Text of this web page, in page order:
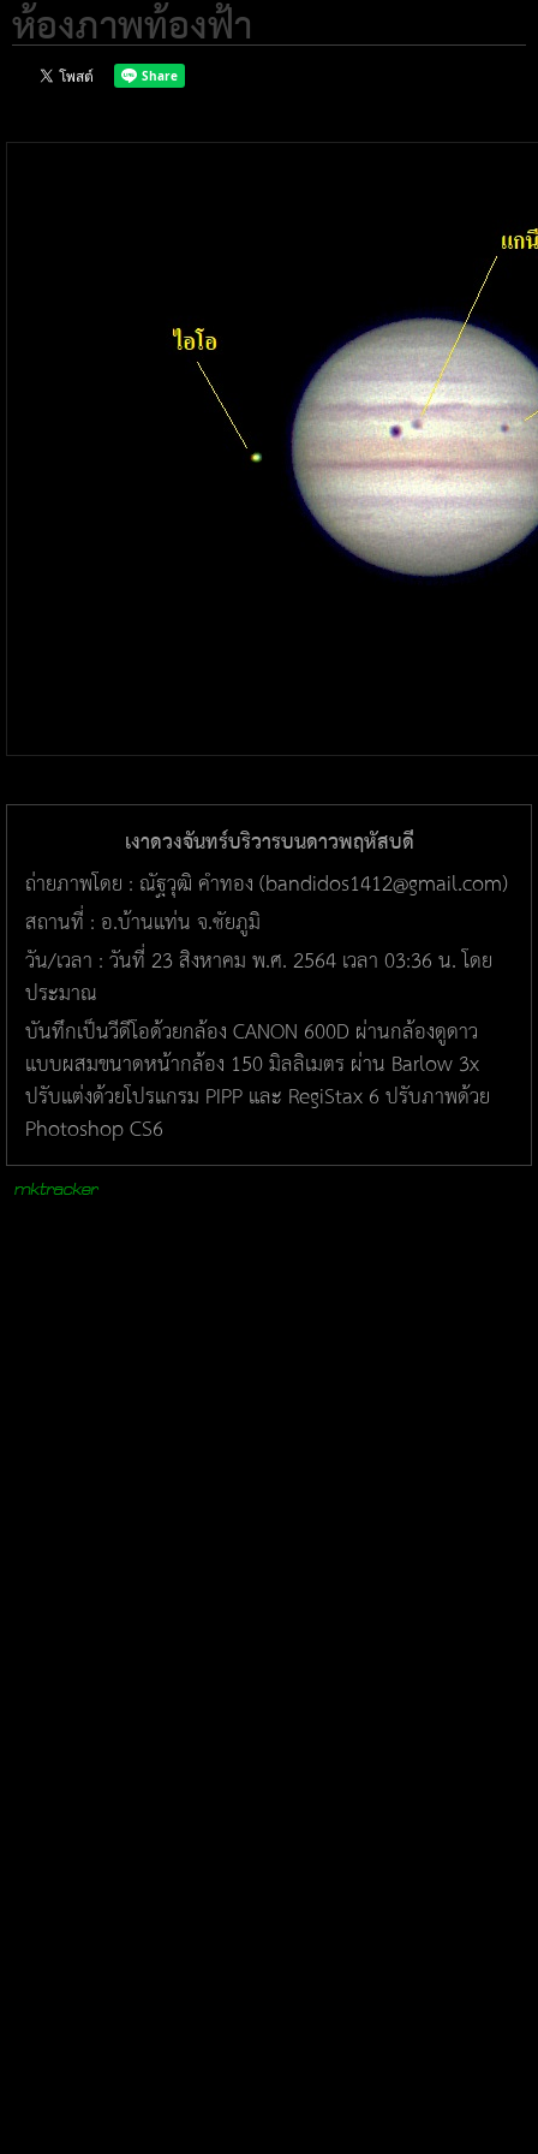
ห้องภาพท้องฟ้า
เงาดวงจันทร์บริวารบนดาวพฤหัสบดี
ถ่ายภาพโดย : ณัฐวุฒิ คำทอง (bandidos1412@gmail.com)
สถานที่ : อ.บ้านแท่น จ.ชัยภูมิ
วัน/เวลา : วันที่ 23 สิงหาคม พ.ศ. 2564 เวลา 03:36 น. โดย
ประมาณ
บันทึกเป็นวีดีโอด้วยกล้อง CANON 600D ผ่านกล้องดูดาว
แบบผสมขนาดหน้ากล้อง 150 มิลลิเมตร ผ่าน Barlow 3x
ปรับแต่งด้วยโปรแกรม PIPP และ RegiStax 6 ปรับภาพด้วย
Photoshop CS6